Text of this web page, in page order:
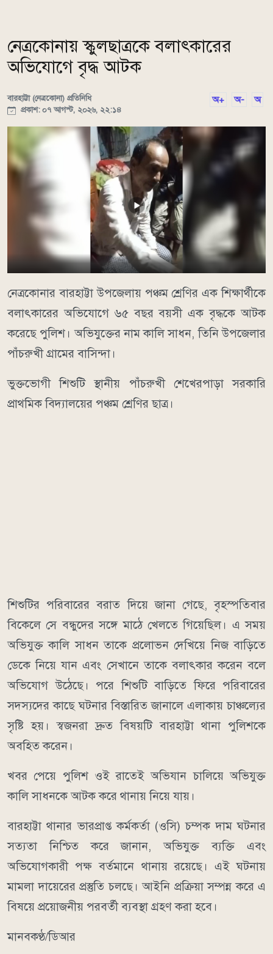
নেত্রকোনায় স্কুলছাত্রকে বলাৎকারের
অভিযোগে বৃদ্ধ আটক
বারহাট্টা (নেত্রকোনা) প্রতিনিধি
প্রকাশ: ০৭ আগস্ট, ২০২৬, ২২:১৪
অ+ অ- অ
নেত্রকোনার বারহাট্টা উপজেলায় পঞ্চম শ্রেণির এক শিক্ষার্থীকে
বলাৎকারের অভিযোগে ৬৫ বছর বয়সী এক বৃদ্ধকে আটক
করেছে পুলিশ। অভিযুক্তের নাম কালি সাধন, তিনি উপজেলার
পাঁচরুখী গ্রামের বাসিন্দা।
ভুক্তভোগী শিশুটি স্থানীয় পাঁচরুখী শেখেরপাড়া সরকারি
প্রাথমিক বিদ্যালয়ের পঞ্চম শ্রেণির ছাত্র।
শিশুটির পরিবারের বরাত দিয়ে জানা গেছে, বৃহস্পতিবার
বিকেলে সে বন্ধুদের সঙ্গে মাঠে খেলতে গিয়েছিল। এ সময়
অভিযুক্ত কালি সাধন তাকে প্রলোভন দেখিয়ে নিজ বাড়িতে
ডেকে নিয়ে যান এবং সেখানে তাকে বলাৎকার করেন বলে
অভিযোগ উঠেছে। পরে শিশুটি বাড়িতে ফিরে পরিবারের
সদস্যদের কাছে ঘটনার বিস্তারিত জানালে এলাকায় চাঞ্চল্যের
সৃষ্টি হয়। স্বজনরা দ্রুত বিষয়টি বারহাট্টা থানা পুলিশকে
অবহিত করেন।
খবর পেয়ে পুলিশ ওই রাতেই অভিযান চালিয়ে অভিযুক্ত
কালি সাধনকে আটক করে থানায় নিয়ে যায়।
বারহাট্টা থানার ভারপ্রাপ্ত কর্মকর্তা (ওসি) চম্পক দাম ঘটনার
সত্যতা নিশ্চিত করে জানান, অভিযুক্ত ব্যক্তি এবং
অভিযোগকারী পক্ষ বর্তমানে থানায় রয়েছে। এই ঘটনায়
মামলা দায়েরের প্রস্তুতি চলছে। আইনি প্রক্রিয়া সম্পন্ন করে এ
বিষয়ে প্রয়োজনীয় পরবর্তী ব্যবস্থা গ্রহণ করা হবে।
মানবকণ্ঠ/ডিআর